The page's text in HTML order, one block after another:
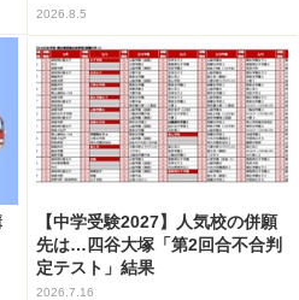
2026.8.5
【中学受験2027】人気校の併願
先は…四谷大塚「第2回合不合判
定テスト」結果
2026.7.16